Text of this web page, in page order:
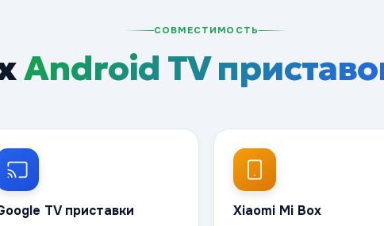
СОВМЕСТИМОСТЬ
Android TV
TV приставки Xiaomi Mi Box